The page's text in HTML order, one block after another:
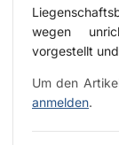
wegen
vorgestellt
Um den
anmelden.